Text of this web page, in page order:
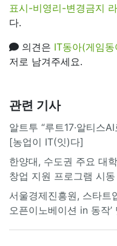
표시-비영리-변경금지
다.
의견은 IT동아(게임
저로 남겨주세요.
관련 기사
알트투 “루트17·알티스
[농업이 IT(잇)다]
한양대, 수도권 주요 대
창업 지원 프로그램 시동
서울경제진흥원, 스타트
오픈이노베이션 in 동작’